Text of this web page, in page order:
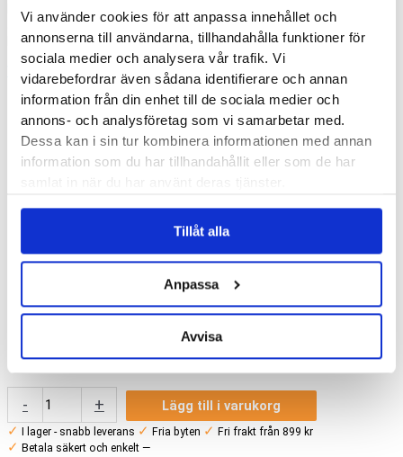
Vi använder cookies för att anpassa innehållet och
annonserna till användarna, tillhandahålla funktioner för
sociala medier och analysera vår trafik. Vi
vidarebefordrar även sådana identifierare och annan
information från din enhet till de sociala medier och
annons- och analysföretag som vi samarbetar med.
Dessa kan i sin tur kombinera informationen med annan
information som du har tillhandahållit eller som de har
Tillåt alla
Anpassa
Avvisa
Låg vikt, underbar dämpning och mjukt skinn runt foten. Modellen
är rymlig och kommer i en bredare läst för att matcha dig som
behöver lite extra plats för fötterna.
Visa storleksguide
Färg
38.5
39
41
43
-
Integrity
Walker
3
+
Lägg till i varukorg
✓ I lager - snabb leverans ✓ Fria byten ✓ Fri frakt från 899 kr
✓ Betala säkert och enkelt —